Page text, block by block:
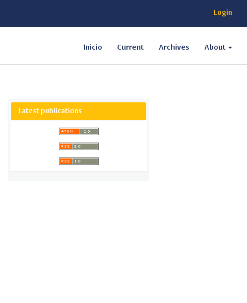
Login
Inicio Current Archives About
Latest publications